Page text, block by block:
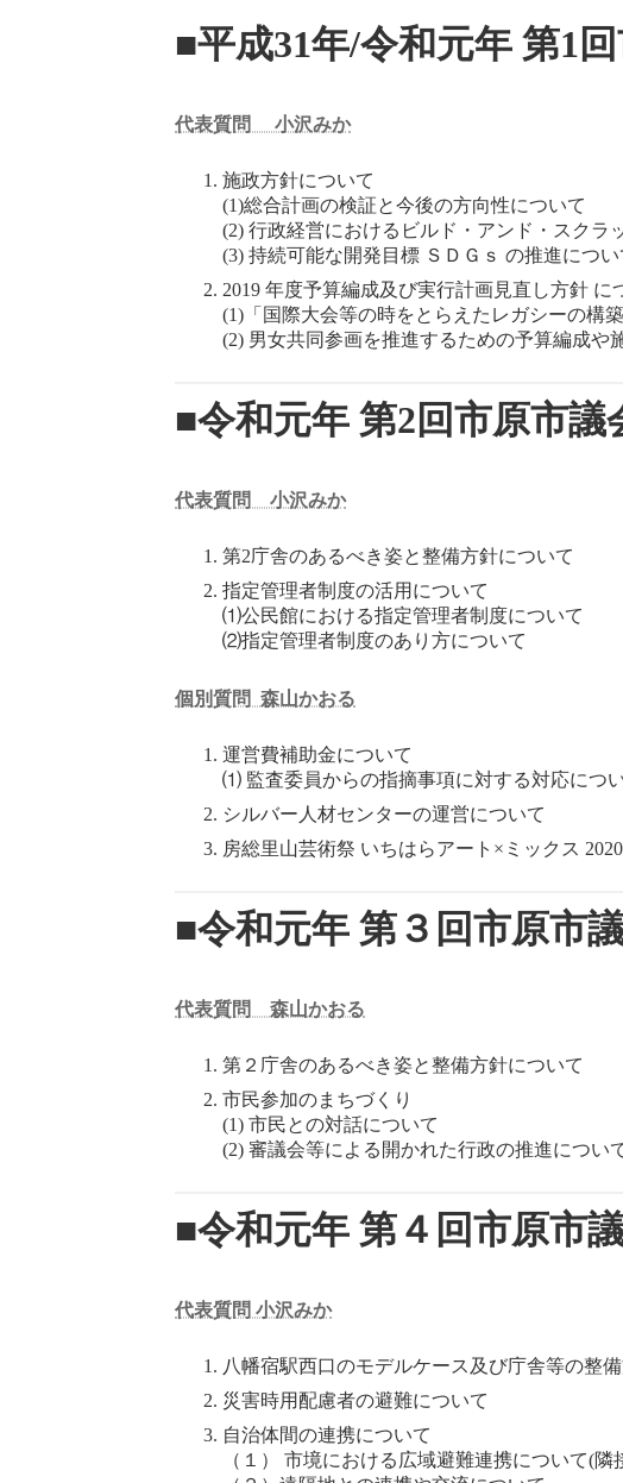
■平成31年/令和元年 第1
代表質問 小沢みか
施政方針について
(1)総合計画の検証と今後の方向性について
(2) 行政経営におけるビルド・アンド・スクラ
(3) 持続可能な開発目標 ＳＤＧｓ の推進につい
2019 年度予算編成及び実行計画見直し方針 に
(1)「国際大会等の時をとらえたレガシーの構
(2) 男女共同参画を推進するための予算編成や
■令和元年 第2回市原市議
代表質問 小沢みか
第2庁舎のあるべき姿と整備方針について
指定管理者制度の活用について
⑴公民館における指定管理者制度について
⑵指定管理者制度のあり方について
個別質問 森山かおる
運営費補助金について
⑴ 監査委員からの指摘事項に対する対応につ
シルバー人材センターの運営について
房総里山芸術祭 いちはらアート×ミックス
■令和元年 第３回市原市
代表質問 森山かおる
第２庁舎のあるべき姿と整備方針について
市民参加のまちづくり
(1) 市民との対話について
(2) 審議会等による開かれた行政の推進につい
■令和元年 第４回市原市
代表質問 小沢みか
八幡宿駅西口のモデルケース及び庁舎等の整
災害時用配慮者の避難について
自治体間の連携について
（１） 市境における広域避難連携について(